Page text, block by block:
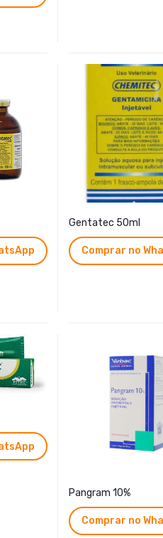
Gentatec 50ml
Comprar no
Pangram 10%
Comprar no